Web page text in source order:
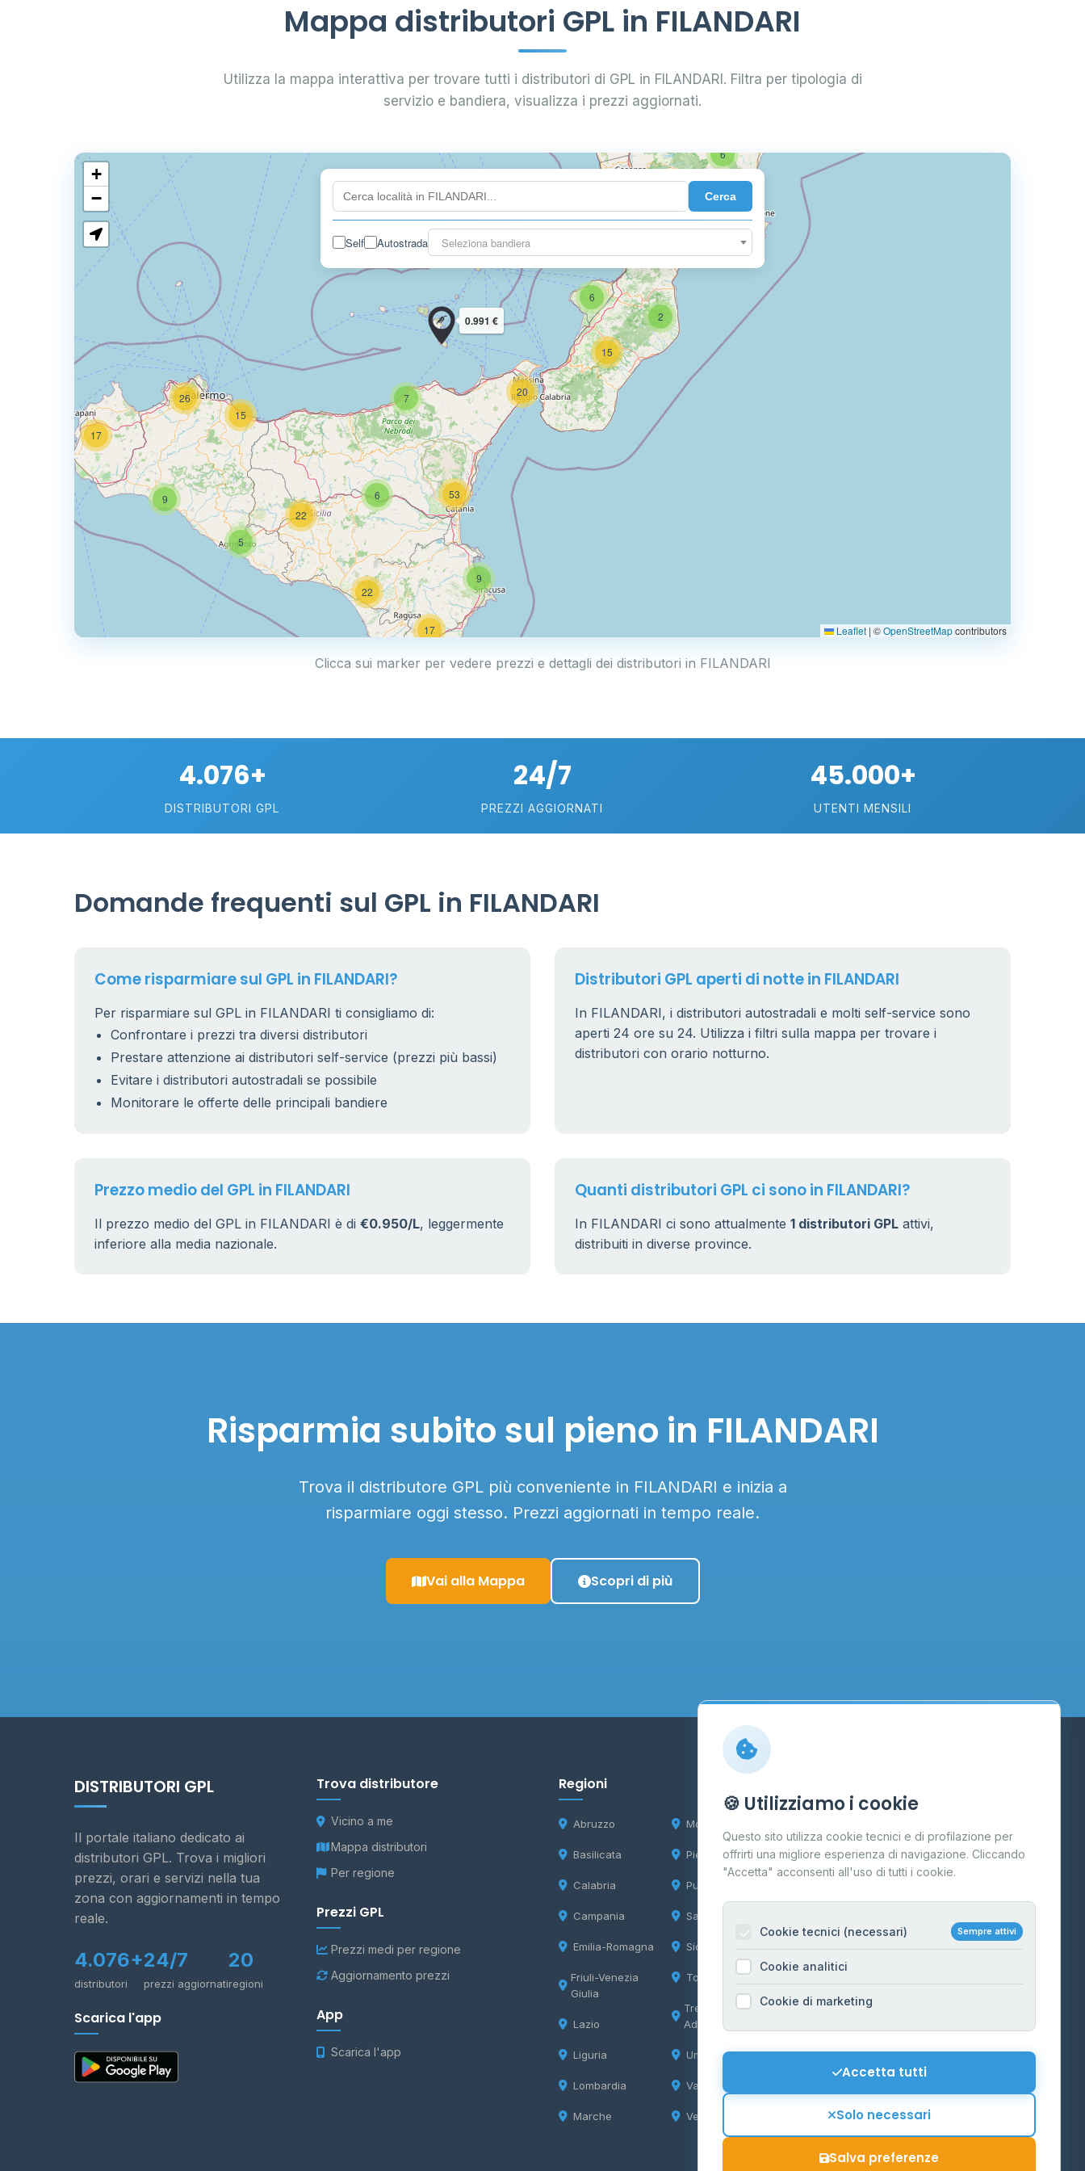
Mappa distributori GPL in FILANDARI
Utilizza la mappa interattiva per trovare tutti i distributori di GPL in FILANDARI. Filtra per tipologia di
servizio e bandiera, visualizza i prezzi aggiornati.
Cerca
Self Autostrada Seleziona bandiera
9
7 20
6 53
17
15
26
5
9
17
22
22
6
2
15
10
7
6
4
0.991 €
+
−
Leaflet | ©OpenStreetMapcontributors
Clicca sui marker per vedere prezzi e dettagli dei distributori in FILANDARI
4.076+
DISTRIBUTORI GPL
24/7
PREZZI AGGIORNATI
45.000+
UTENTI MENSILI
Domande frequenti sul GPL in FILANDARI
Come risparmiare sul GPL in FILANDARI?
Per risparmiare sul GPL in FILANDARI ti consigliamo di:
Confrontare i prezzi tra diversi distributori
Prestare attenzione ai distributori self-service (prezzi più bassi)
Evitare i distributori autostradali se possibile
Monitorare le offerte delle principali bandiere
Distributori GPL aperti di notte in FILANDARI
In FILANDARI, i distributori autostradali e molti self-service sono
aperti 24 ore su 24. Utilizza i filtri sulla mappa per trovare i
distributori con orario notturno.
Prezzo medio del GPL in FILANDARI
Il prezzo medio del GPL in FILANDARI è di €0.950/L, leggermente
inferiore alla media nazionale.
Quanti distributori GPL ci sono in FILANDARI?
In FILANDARI ci sono attualmente 1 distributori GPL attivi,
distribuiti in diverse province.
Risparmia subito sul pieno in FILANDARI
Trova il distributore GPL più conveniente in FILANDARI e inizia a
risparmiare oggi stesso. Prezzi aggiornati in tempo reale.
Vai alla Mappa Scopri di più
DISTRIBUTORI GPL
Il portale italiano dedicato ai
distributori GPL. Trova i migliori
prezzi, orari e servizi nella tua
zona con aggiornamenti in tempo
reale.
4.076+
distributori
24/7
prezzi aggiornati
20
regioni
Scarica l'app
Trova distributore
Vicino a me
Mappa distributori
Per regione
Prezzi GPL
Prezzi medi per regione
Aggiornamento prezzi
App
Scarica l'app
Regioni
Abruzzo
Basilicata
Calabria
Campania
Emilia-Romagna
Friuli-Venezia
Giulia
Lazio
Liguria
Lombardia
Marche
Molise
Piemonte
Puglia
Sardegna
Sicilia
Toscana
Trentino-Alto
Adige
Umbria
Valle d'Aosta
Veneto
Contatti
Per gestori
Informazioni legali
Privacy Policy
Cookie Policy
Mappa del sito
Contattaci
🍪 Utilizziamo i cookie
Questo sito utilizza cookie tecnici e di profilazione per
offrirti una migliore esperienza di navigazione. Cliccando
"Accetta" acconsenti all'uso di tutti i cookie.
Cookie tecnici (necessari) Sempre attivi
Cookie analitici
Cookie di marketing
Accetta tutti
Solo necessari
Salva preferenze